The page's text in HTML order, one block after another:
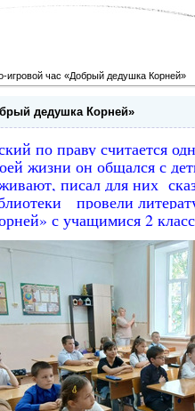
игровой час «Добрый дедушка Корней»
дедушка Корней»
по праву считается
жизни он общался с
писал для них
провели
с учащимися 2